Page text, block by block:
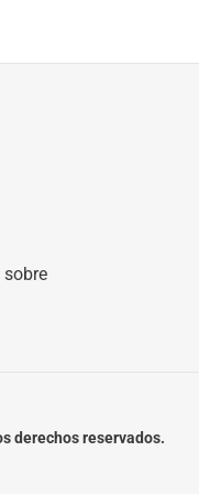
derechos reservados.